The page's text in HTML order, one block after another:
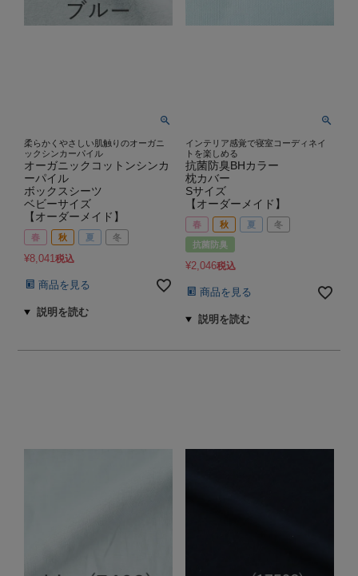
柔らかくやさしい肌触りのオーガニ
ックシンカーパイル
オーガニックコットンシンカ
ーパイル
ボックスシーツ
ベビーサイズ
【オーダーメイド】
春 秋 夏 冬
¥8,041税込
商品を見る
インテリア感覚で寝室コーディネイ
トを楽しめる
抗菌防臭BHカラー
枕カバー
Sサイズ
【オーダーメイド】
春 秋 夏 冬
抗菌防臭
¥2,046税込
商品を見る